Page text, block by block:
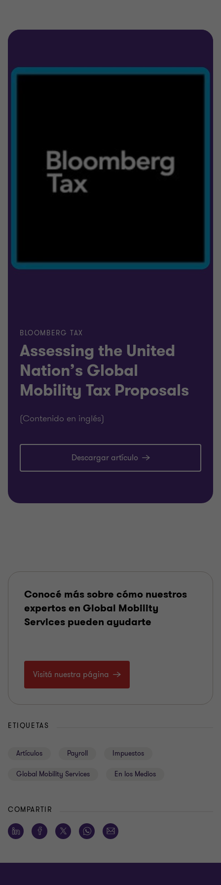
BLOOMBERG TAX
Assessing the United
Nation’s Global
Mobility Tax Proposals
(Contenido en inglés)
Descargar artículo
Conocé más sobre cómo nuestros
expertos en Global Mobility
Services pueden ayudarte
Visitá nuestra página
ETIQUETAS
Artículos Payroll Impuestos
Global Mobility Services En los Medios
COMPARTIR